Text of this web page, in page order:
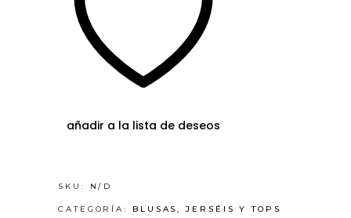
añadir a la lista de deseos
SKU: N/D
CATEGORÍA: BLUSAS, JERSÉIS Y TOPS